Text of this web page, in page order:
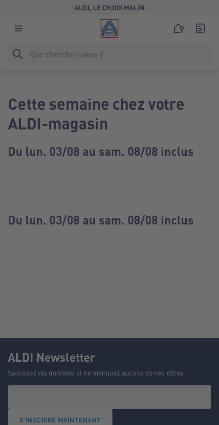
ALDI, LE CHOIX MALIN
Cette semaine chez votre
ALDI-magasin
Du lun. 03/08 au sam. 08/08 inclus
Du lun. 03/08 au sam. 08/08 inclus
ALDI Newsletter
Saisissez vos données et ne manquez aucune de nos offres.
S'INSCRIRE MAINTENANT